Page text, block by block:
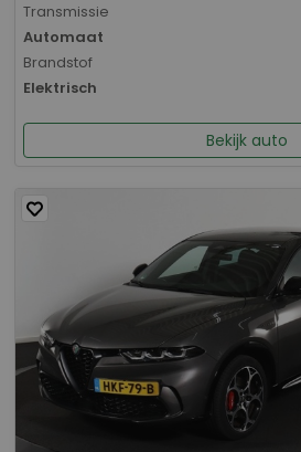
Transmissie
Automaat
Brandstof
Elektrisch
Bekijk auto